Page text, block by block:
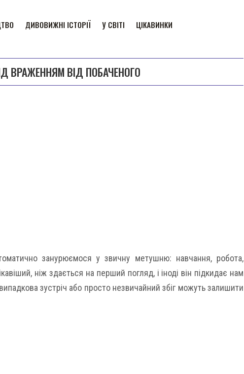
ДИВОВИЖНІ ІСТОРІЇ У СВІТІ ЦІКАВИНКИ
ВРАЖЕННЯМ ВІД ПОБАЧЕНОГО
занурюємося у звичну метушню: навчання, робота,
ніж здається на перший погляд, і іноді він підкидає нам
зустріч або просто незвичайний збіг можуть залишити